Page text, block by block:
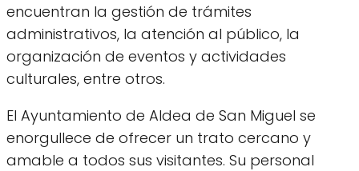
encuentran la gestión de trámites
administrativos, la atención al público, la
organización de eventos y actividades
culturales, entre otros.
El Ayuntamiento de Aldea de San Miguel se
enorgullece de ofrecer un trato cercano y
amable a todos sus visitantes. Su personal